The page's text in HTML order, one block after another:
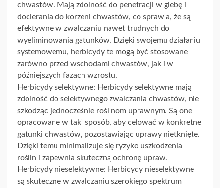
chwastów. Mają zdolność do penetracji w glebę i
docierania do korzeni chwastów, co sprawia, że są
efektywne w zwalczaniu nawet trudnych do
wyeliminowania gatunków. Dzięki swojemu działaniu
systemowemu, herbicydy te mogą być stosowane
zarówno przed wschodami chwastów, jak i w
późniejszych fazach wzrostu.
Herbicydy selektywne: Herbicydy selektywne mają
zdolność do selektywnego zwalczania chwastów, nie
szkodząc jednocześnie roślinom uprawnym. Są one
opracowane w taki sposób, aby celować w konkretne
gatunki chwastów, pozostawiając uprawy nietknięte.
Dzięki temu minimalizuje się ryzyko uszkodzenia
roślin i zapewnia skuteczną ochronę upraw.
Herbicydy nieselektywne: Herbicydy nieselektywne
są skuteczne w zwalczaniu szerokiego spektrum